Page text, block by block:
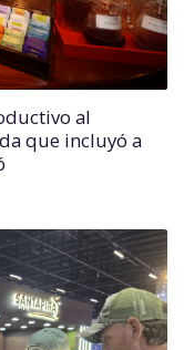
al
que incluyó a